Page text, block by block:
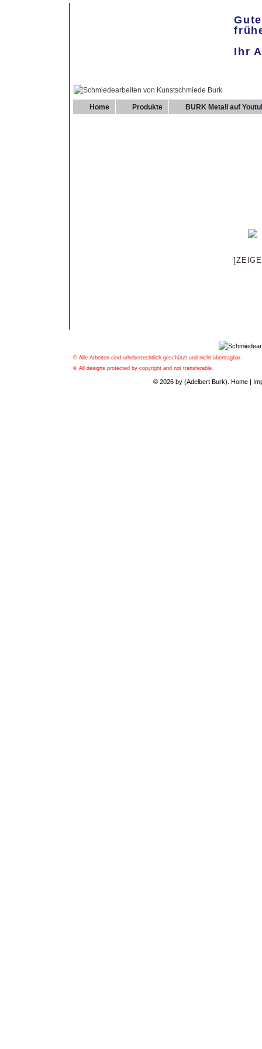
Ihr
Home Produkte BURK Metall auf
© Alle Arbeiten sind urheberrechtlich geschützt und nicht übertragbar.
© All designs protected by copyright and not transferable.
© 2026 by (Adelbert Burk). Home|